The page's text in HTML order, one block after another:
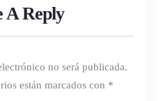
A Reply
no será publicada.
están marcados con *